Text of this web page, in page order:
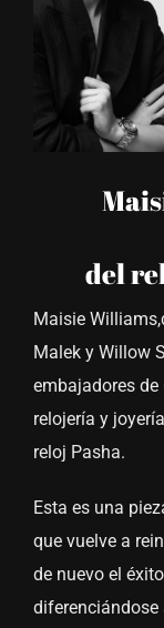
del
Maisie
Malek y Willow
embajadores de
relojería y
reloj Pasha.
Esta es una
que vuelve a
de nuevo el
diferenciándose